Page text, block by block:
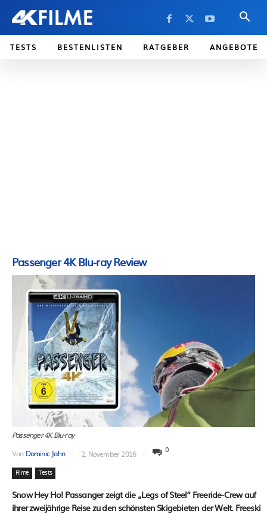
TESTS BESTENLISTEN RATGEBER ANGEBOTE
Passenger 4K Blu-ray Review
Passenger 4K Blu-ray
Von Dominic Jahn 2. November 2016 0
Filme Tests
Snow Hey Ho! Passanger zeigt die „Legs of Steel“ Freeride-Crew auf
ihrer zweijährige Reise zu den schönsten Skigebieten der Welt. Freeski